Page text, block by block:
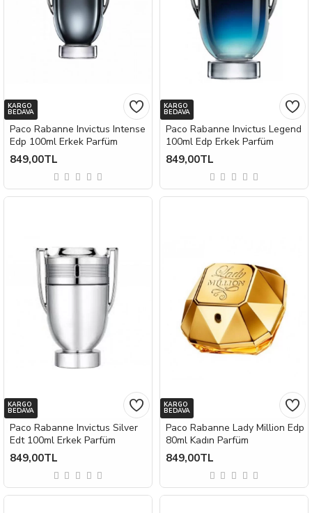
KARGO
BEDAVA
Paco Rabanne Invictus Intense
Edp 100ml Erkek Parfüm
849,00TL
KARGO
BEDAVA
Paco Rabanne Invictus Legend
100ml Edp Erkek Parfüm
849,00TL
KARGO
BEDAVA
Paco Rabanne Invictus Silver
Edt 100ml Erkek Parfüm
849,00TL
KARGO
BEDAVA
Paco Rabanne Lady Million Edp
80ml Kadın Parfüm
849,00TL